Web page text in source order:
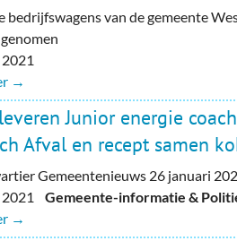
bedrijfswagens van de gemeente
→
Junior energie
Afval en recept samen
Gemeentenieuws 26 januari
2021Gemeente-informatie &
→